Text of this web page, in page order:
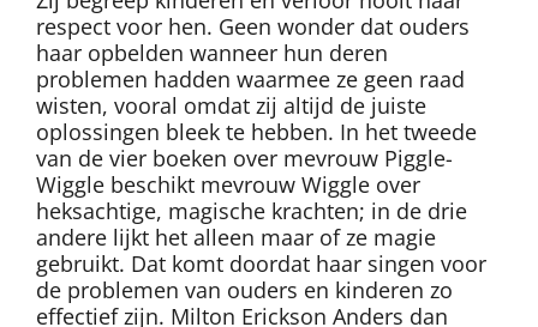
respect voor hen. Geen wonder dat ouders
haar opbelden wanneer hun deren
problemen hadden waarmee ze geen raad
wisten, vooral omdat zij altijd de juiste
oplossingen bleek te hebben. In het tweede
van de vier boeken over mevrouw Piggle-
Wiggle beschikt mevrouw Wiggle over
heksachtige, magische krachten; in de drie
andere lijkt het alleen maar of ze magie
gebruikt. Dat komt doordat haar singen voor
de problemen van ouders en kinderen zo
effectief zijn. Milton Erickson Anders dan